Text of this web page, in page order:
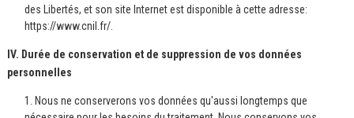
des Libertés, et son site Internet est disponible à cette adresse:
https://www.cnil.fr/.
IV. Durée de conservation et de suppression de vos données
personnelles
1. Nous ne conserverons vos données qu'aussi longtemps que